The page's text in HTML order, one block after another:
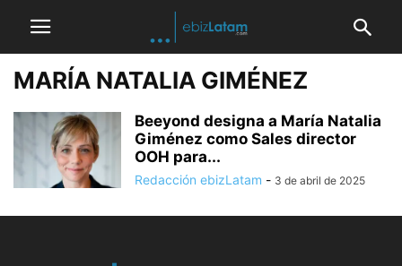
MARÍA NATALIA GIMÉNEZ
Beeyond designa a María Natalia
Giménez como Sales director
OOH para...
Redacción ebizLatam - 3 de abril de 2025